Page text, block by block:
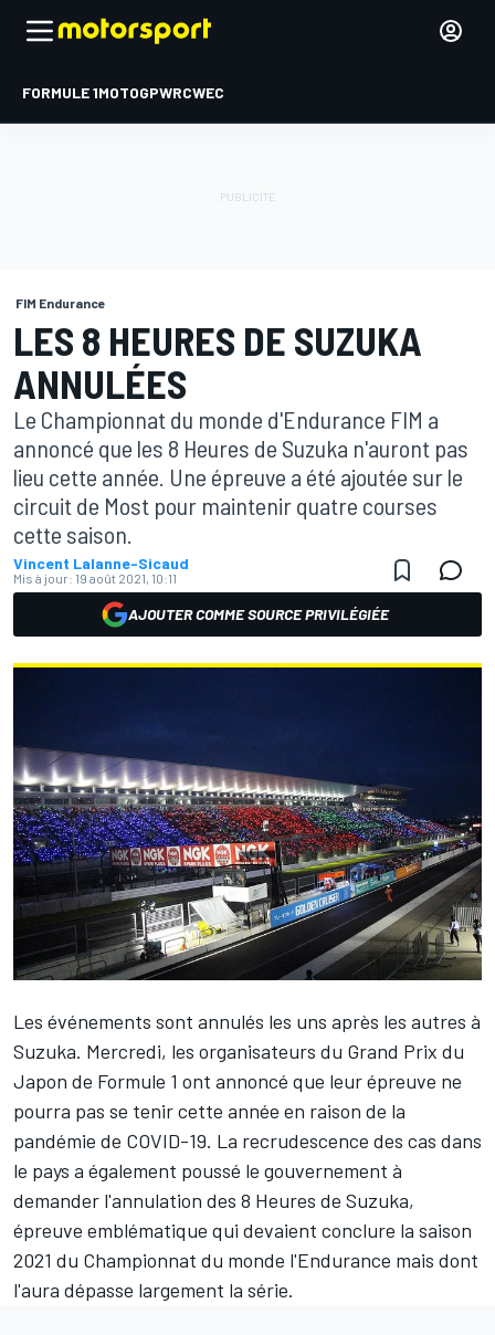
FORMULE 1MOTOGPWRCWEC
FIM Endurance
LES 8 HEURES DE SUZUKA
ANNULÉES
Le Championnat du monde d'Endurance FIM a
annoncé que les 8 Heures de Suzuka n'auront pas
lieu cette année. Une épreuve a été ajoutée sur le
circuit de Most pour maintenir quatre courses
cette saison.
Vincent Lalanne-Sicaud
Mis à jour: 19 août 2021, 10:11
AJOUTER COMME SOURCE PRIVILÉGIÉE
Les événements sont annulés les uns après les autres à
Suzuka. Mercredi, les organisateurs du Grand Prix du
Japon de Formule 1 ont annoncé que leur épreuve ne
pourra pas se tenir cette année en raison de la
pandémie de COVID-19. La recrudescence des cas dans
le pays a également poussé le gouvernement à
demander l'annulation des 8 Heures de Suzuka,
épreuve emblématique qui devaient conclure la saison
2021 du Championnat du monde l'Endurance mais dont
l'aura dépasse largement la série.